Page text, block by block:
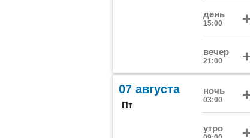
день
15:00
вечер
21:00
07 августа
Пт
ночь
03:00
утро